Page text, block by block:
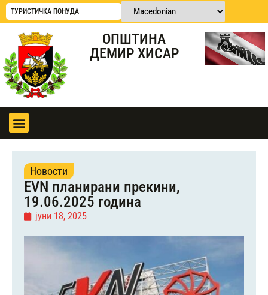
ТУРИСТИЧКА ПОНУДА
ОПШТИНА
ДЕМИР ХИСАР
Новости
EVN планирани прекини,
19.06.2025 година
јуни 18, 2025